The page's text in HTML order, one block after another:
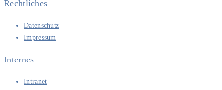
Rechtliches
Datenschutz
Impressum
Internes
Intranet